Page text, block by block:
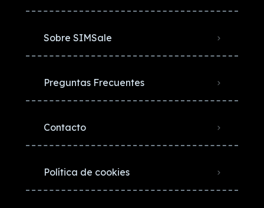
Sobre SIMSale
Preguntas Frecuentes
Contacto
Política de cookies